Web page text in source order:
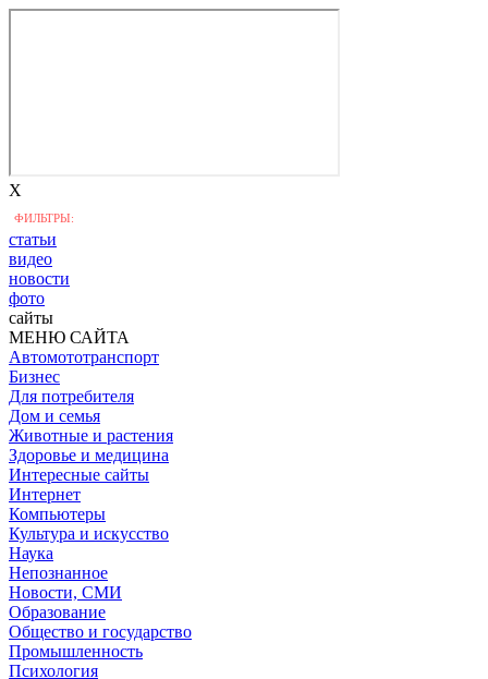
X
ФИЛЬТРЫ:
статьи
видео
новости
фото
сайты
МЕНЮ САЙТА
Автомототранспорт
Бизнес
Для потребителя
Дом и семья
Животные и растения
Здоровье и медицина
Интересные сайты
Интернет
Компьютеры
Культура и искусство
Наука
Непознанное
Новости, СМИ
Образование
Общество и государство
Промышленность
Психология